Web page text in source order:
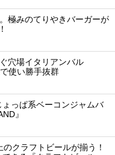
極みのてりやきバーガーが
穴場イタリアンバル
使い勝手抜群
っぱ系ベーコンジャムバ
』
クラフトビールが揃う！